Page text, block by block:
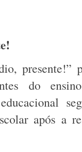
presente!”
do
após a